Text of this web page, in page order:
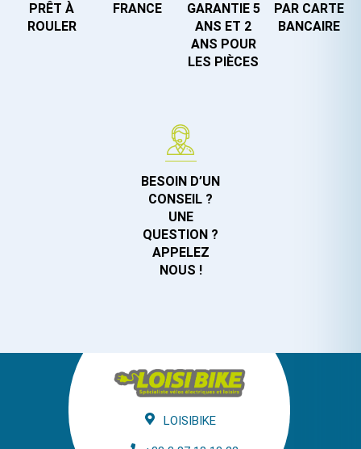
PRÊT À
ROULER
FRANCE
GARANTIE 5
ANS ET 2
ANS POUR
LES PIÈCES
PAR CARTE
BANCAIRE
BESOIN D’UN
CONSEIL ?
UNE
QUESTION ?
APPELEZ
NOUS !
LOISIBIKE